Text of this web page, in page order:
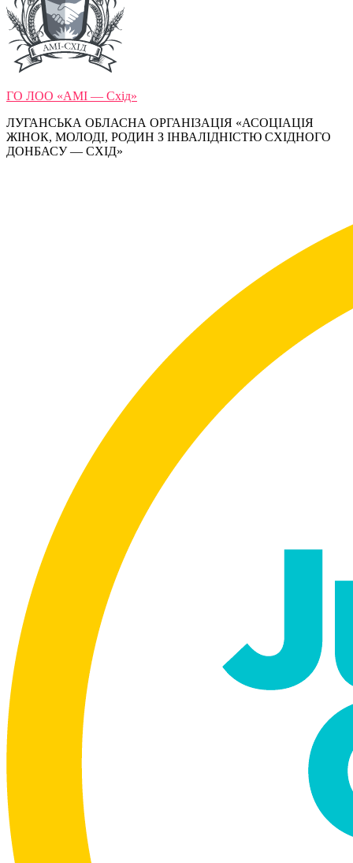
ГО ЛОО «АМІ — Схід»
ЛУГАНСЬКА ОБЛАСНА ОРГАНІЗАЦІЯ «АСОЦІАЦІЯ
ЖІНОК, МОЛОДІ, РОДИН З ІНВАЛІДНІСТЮ СХІДНОГО
ДОНБАСУ — СХІД»